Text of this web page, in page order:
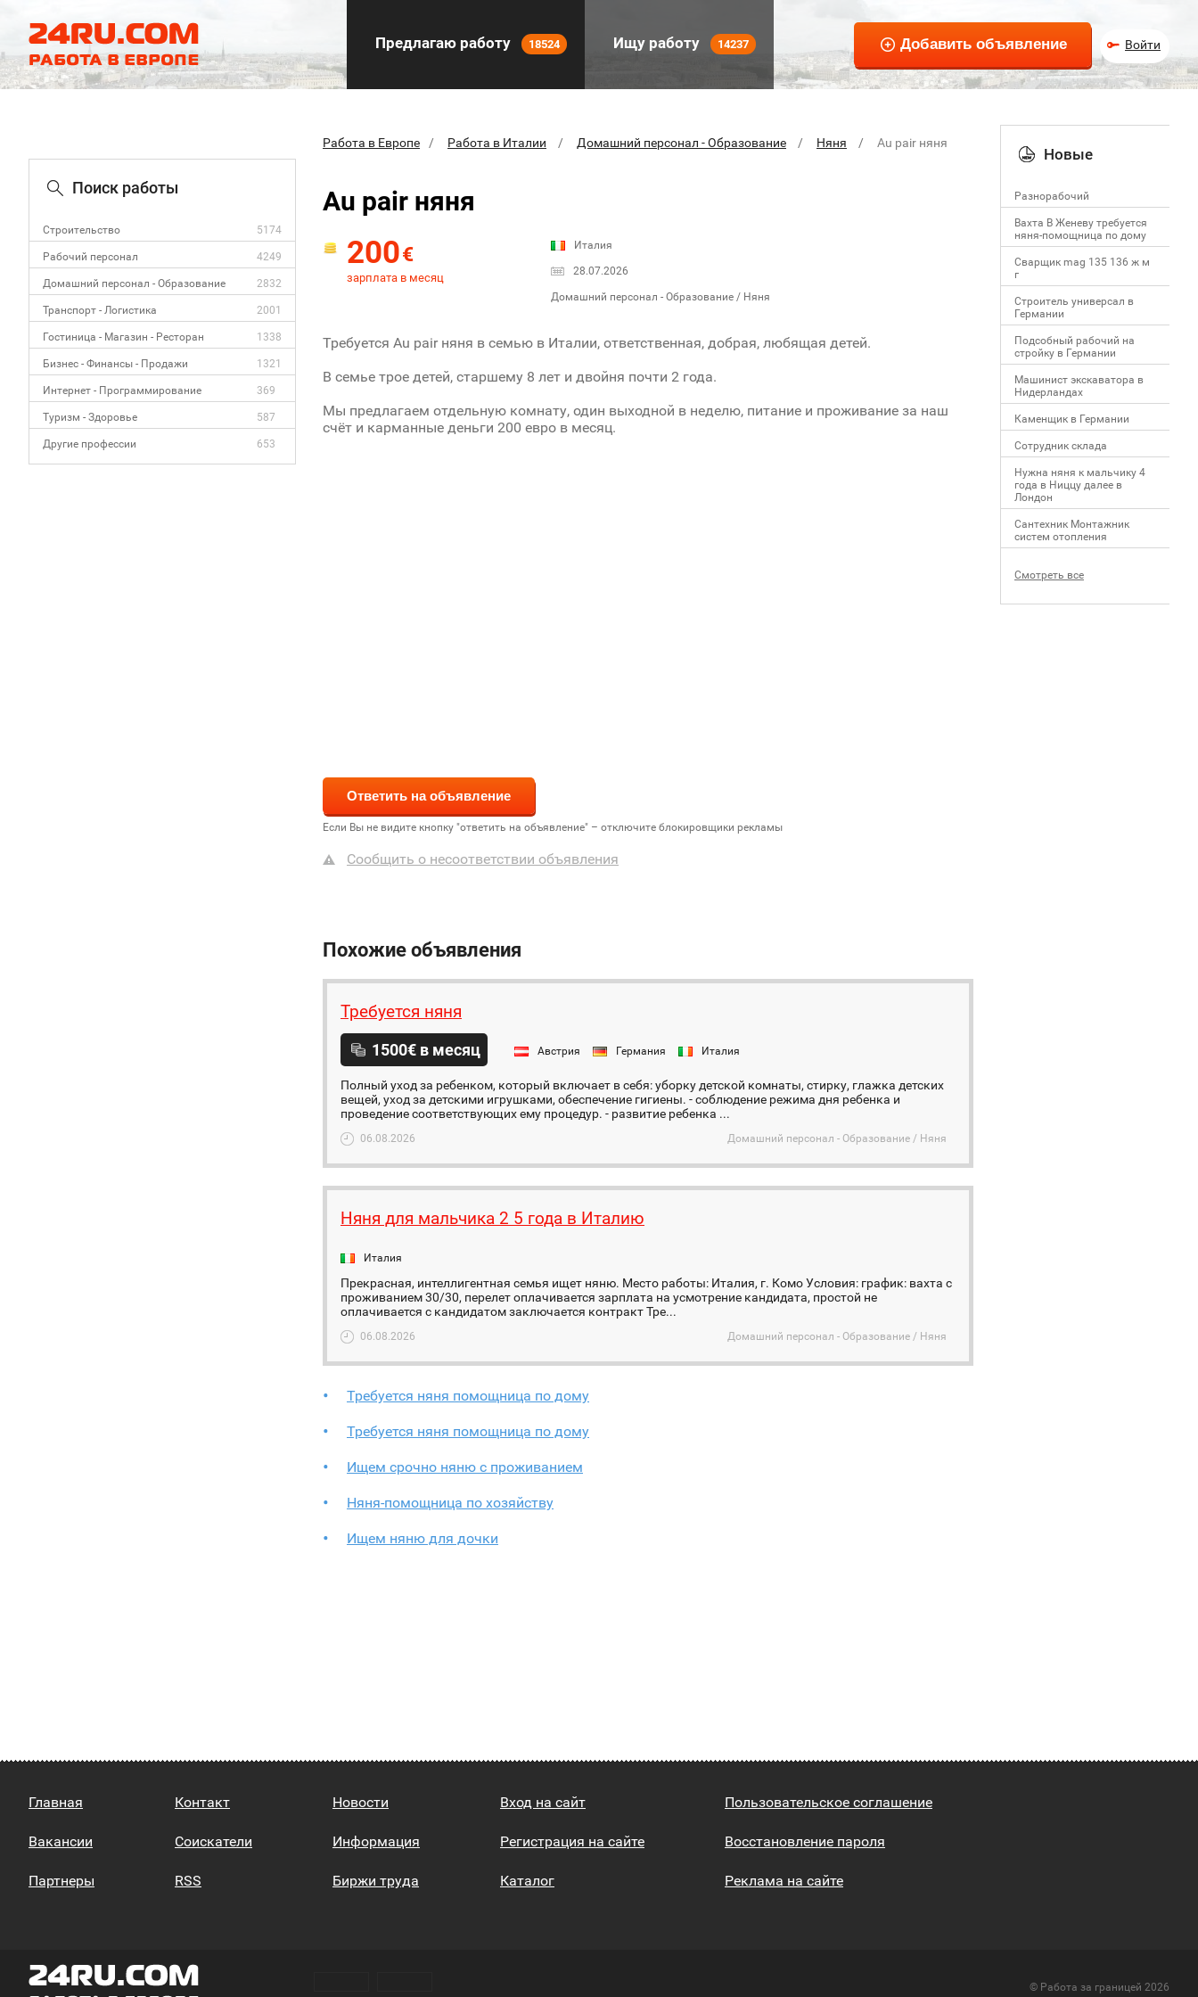
Предлагаю работу 18524 Ищу работу 14237 Войти
Поиск работы
Строительство 5174
Рабочий персонал 4249
Домашний персонал - Образование 2832
Транспорт - Логистика 2001
Гостиница - Магазин - Ресторан 1338
Бизнес - Финансы - Продажи 1321
Интернет - Программирование 369
Туризм - Здоровье 587
Другие профессии 653
Работа в Европе Работа в Италии Домашний персонал - Образование Няня Au pair няня
Au pair няня
200€
зарплата в месяц
Италия
28.07.2026
Домашний персонал - Образование / Няня
Требуется Au pair няня в семью в Италии, ответственная, добрая, любящая детей.
В семье трое детей, старшему 8 лет и двойня почти 2 года.
Мы предлагаем отдельную комнату, один выходной в неделю, питание и проживание за наш
счёт и карманные деньги 200 евро в месяц.
Если Вы не видите кнопку "ответить на объявление" – отключите блокировщики рекламы
Сообщить о несоответствии объявления
Похожие объявления
Требуется няня
1500€ в месяц Австрия Германия Италия
Полный уход за ребенком, который включает в себя: уборку детской комнаты, стирку, глажка детских
вещей, уход за детскими игрушками, обеспечение гигиены. - соблюдение режима дня ребенка и
проведение соответствующих ему процедур. - развитие ребенка ...
06.08.2026 Домашний персонал - Образование / Няня
Няня для мальчика 2 5 года в Италию
Италия
Прекрасная, интеллигентная семья ищет няню. Место работы: Италия, г. Комо Условия: график: вахта с
проживанием 30/30, перелет оплачивается зарплата на усмотрение кандидата, простой не
оплачивается с кандидатом заключается контракт Тре...
06.08.2026 Домашний персонал - Образование / Няня
Требуется няня помощница по дому
Требуется няня помощница по дому
Ищем срочно няню с проживанием
Няня-помощница по хозяйству
Ищем няню для дочки
Новые
Разнорабочий
Вахта В Женеву требуется
няня-помощница по дому
Сварщик mag 135 136 ж м
г
Строитель универсал в
Германии
Подсобный рабочий на
стройку в Германии
Машинист экскаватора в
Нидерландах
Каменщик в Германии
Сотрудник склада
Нужна няня к мальчику 4
года в Ниццу далее в
Лондон
Сантехник Монтажник
систем отопления
Смотреть все
Главная
Вакансии
Партнеры
Контакт
Соискатели
RSS
Новости
Информация
Биржи труда
Вход на сайт
Регистрация на сайте
Каталог
Пользовательское соглашение
Восстановление пароля
Реклама на сайте
© Работа за границей 2026